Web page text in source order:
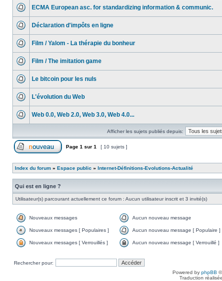
ECMA European asc. for standardizing information & communic.
Déclaration d'impôts en ligne
Film / Yalom - La thérapie du bonheur
Film / The imitation game
Le bitcoin pour les nuls
L'évolution du Web
Web 0.0, Web 2.0, Web 3.0, Web 4.0...
Afficher les sujets publiés depuis:
Page 1 sur 1 [ 10 sujets ]
Index du forum » Espace public » Internet-Définitions-Evolutions-Actualité
Qui est en ligne ?
Utilisateur(s) parcourant actuellement ce forum : Aucun utilisateur inscrit et 3 invité(s)
Nouveaux messages Aucun nouveau message
Nouveaux messages [ Populaires ] Aucun nouveau message [ Populaire ]
Nouveaux messages [ Verrouillés ] Aucun nouveau message [ Verrouillé ]
Rechercher pour:
Powered by phpBB
Traduction